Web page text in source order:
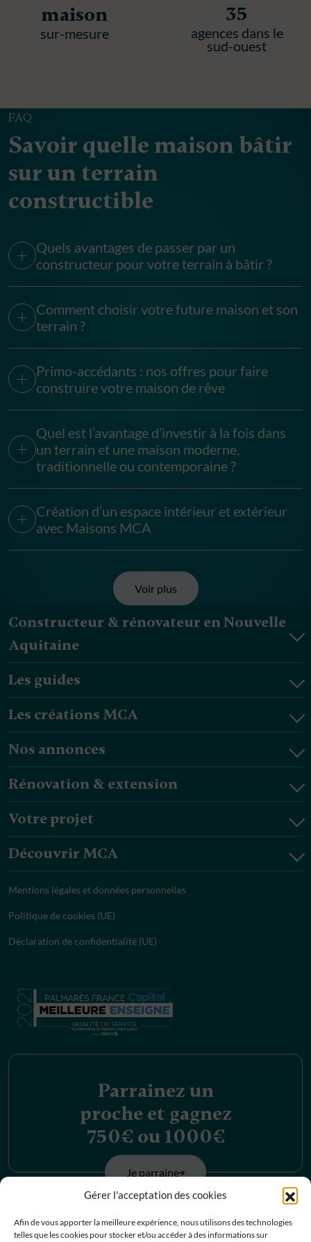
Gérer l'acceptation des cookies
Afin de vous apporter la meilleure expérience, nous utilisons des technologies
telles que les cookies pour stocker et/ou accéder à des informations sur
maison
sur-mesure
35
agences dans le
sud-ouest
FAQ
Savoir quelle maison bâtir
sur un terrain
constructible
Quels avantages de passer par un
constructeur pour votre terrain à bâtir ?
Comment choisir votre future maison et son
terrain ?
Primo-accédants : nos offres pour faire
construire votre maison de rêve
Quel est l’avantage d’investir à la fois dans
un terrain et une maison moderne,
traditionnelle ou contemporaine ?
Création d’un espace intérieur et extérieur
avec Maisons MCA
Voir plus
Constructeur & rénovateur en Nouvelle
Aquitaine
Les guides
Les créations MCA
Nos annonces
Rénovation & extension
Votre projet
Découvrir MCA
Mentions légales et données personnelles
Politique de cookies (UE)
Déclaration de confidentialité (UE)
Parrainez un
proche et gagnez
750€ ou 1000€
Je parraine
Découvrez nos